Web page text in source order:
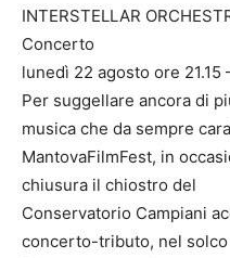
INTERSTELLAR
Concerto
lunedì 22 agosto ore
Per suggellare ancora di
musica che da sempre
MantovaFilmFest, in
chiusura il chiostro del
Conservatorio Campiani
concerto-tributo, nel solco